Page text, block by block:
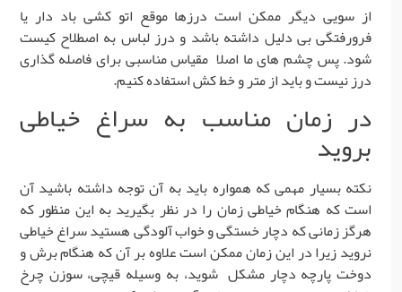
از سویی دیگر ممکن است درزها موقع اتو کشی باد دار یا
فرورفتگی بی دلیل داشته باشد و درز لباس به اصطلاح کیست
شود. پس چشم های ما اصلا مقیاس مناسبی برای فاصله گذاری
درز نیست و باید از متر و خط کش استفاده کنیم.
در زمان مناسب به سراغ خیاطی
بروید
نکته بسیار مهمی که همواره باید به آن توجه داشته باشید آن
است که هنگام خیاطی زمان را در نظر بگیرید به این منظور که
هرگز زمانی که دچار خستگی و خواب آلودگی هستید سراغ خیاطی
نروید زیرا در این زمان ممکن است علاوه بر آن که هنگام برش و
دوخت پارچه دچار مشکل شوید، به وسیله قیچی، سوزن چرخ